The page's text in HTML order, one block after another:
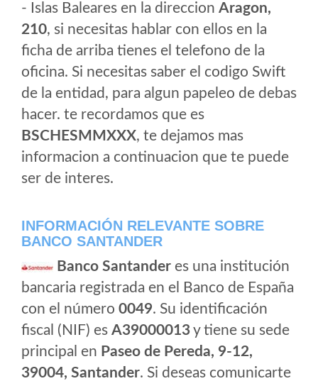
- Islas Baleares en la direccion Aragon,
210, si necesitas hablar con ellos en la
ficha de arriba tienes el telefono de la
oficina. Si necesitas saber el codigo Swift
de la entidad, para algun papeleo de debas
hacer. te recordamos que es
BSCHESMMXXX, te dejamos mas
informacion a continuacion que te puede
ser de interes.
INFORMACIÓN RELEVANTE SOBRE
BANCO SANTANDER
Banco Santander es una institución
bancaria registrada en el Banco de España
con el número 0049. Su identificación
fiscal (NIF) es A39000013y tiene su sede
principal en Paseo de Pereda, 9-12,
39004, Santander. Si deseas comunicarte